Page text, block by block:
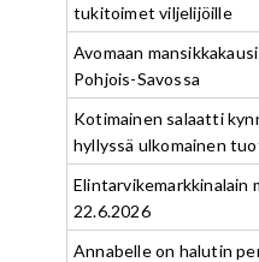
tukitoimet viljelijöille
Avomaan
Pohjois-Savossa
Kotimainen salaatti
hyllyssä ulkomainen
Elintarvikemarkkinalain
22.6.2026
Annabelle on halutin